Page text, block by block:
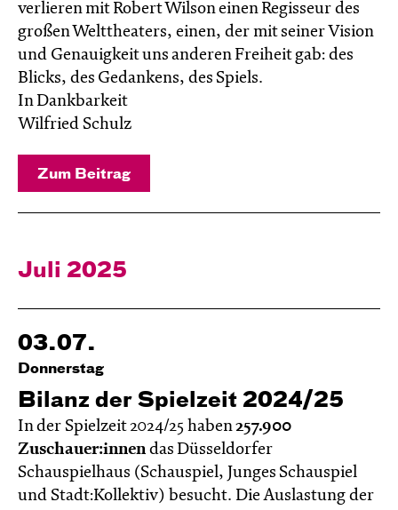
verlieren mit Robert Wilson einen Regisseur des
großen Welttheaters, einen, der mit seiner Vision
und Genauigkeit uns anderen Freiheit gab: des
Blicks, des Gedankens, des Spiels.
In Dankbarkeit
Wilfried Schulz
Zum Beitrag
Juli 2025
03.07.
Donnerstag
Bilanz der Spielzeit 2024/25
In der Spielzeit 2024/25 haben257.900
Zuschauer:innen das Düsseldorfer
Schauspielhaus (Schauspiel, Junges Schauspiel
und Stadt:Kollektiv) besucht. Die Auslastung der